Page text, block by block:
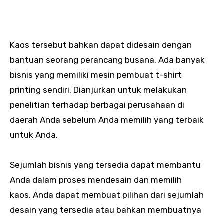
Kaos tersebut bahkan dapat didesain dengan
bantuan seorang perancang busana. Ada banyak
bisnis yang memiliki mesin pembuat t-shirt
printing sendiri. Dianjurkan untuk melakukan
penelitian terhadap berbagai perusahaan di
daerah Anda sebelum Anda memilih yang terbaik
untuk Anda.
Sejumlah bisnis yang tersedia dapat membantu
Anda dalam proses mendesain dan memilih
kaos. Anda dapat membuat pilihan dari sejumlah
desain yang tersedia atau bahkan membuatnya